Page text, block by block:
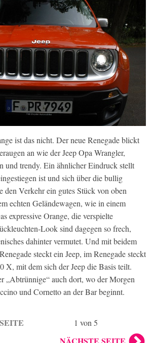
ist das nicht. Der neue Renegade blickt
an wie der Jeep Opa Wrangler,
und trendy. Ein ähnlicher Eindruck stellt
ist und sich über die bullig
den Verkehr ein gutes Stück von oben
echten Geländewagen, wie in einem
expressive Orange, die verspielte
Look sind dagegen so frech,
dahinter vermutet. Und mit beidem
steckt ein Jeep, im Renegade steckt
X, mit dem sich der Jeep die Basis teilt.
„Abtrünnige“ auch dort, wo der Morgen
und Cornetto an der Bar beginnt.
1 von 5